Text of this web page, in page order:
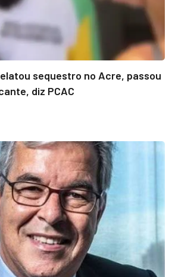
sequestro no Acre, passou
diz PCAC